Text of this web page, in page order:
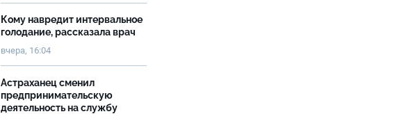
Кому навредит интервальное
голодание, рассказала врач
вчера, 16:04
Астраханец сменил
предпринимательскую
деятельность на службу